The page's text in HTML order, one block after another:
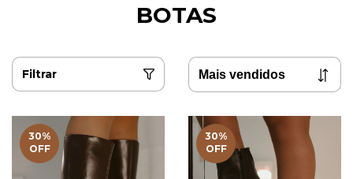
BOTAS
Filtrar
30%
OFF
30%
OFF